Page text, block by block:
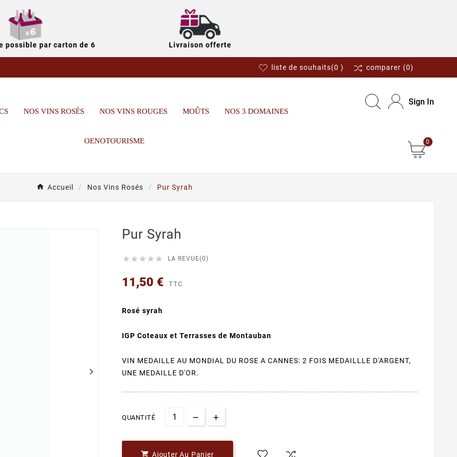
possible par carton de 6 Livraison offerte
liste de souhaits(0 ) comparer (0)
NOS VINS ROSÉS NOS VINS ROUGES MOÛTS NOS 3 DOMAINES
OENOTOURISME
Sign In
0
Accueil Nos Vins Rosés Pur Syrah
keyboard_arrow_right
Pur Syrah
     LA REVUE(0)
11,50 € TTC
Rosé syrah
IGP Coteaux et Terrasses de Montauban
VIN MEDAILLE AU MONDIAL DU ROSE A CANNES: 2 FOIS MEDAILLLE D'ARGENT,
UNE MEDAILLE D'OR.
QUANTITÉ
 Ajouter Au Panier